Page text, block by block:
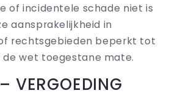
of incidentele schade niet is
aansprakelijkheid in
rechtsgebieden beperkt tot
de wet toegestane mate.
VERGOEDING